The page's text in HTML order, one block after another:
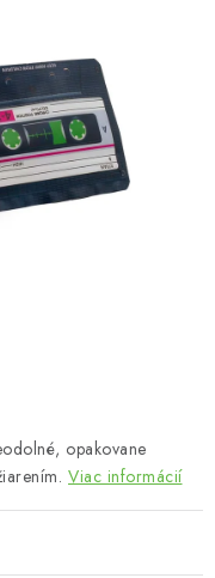
Obchodné podmienky
opakovane
Viac informácií